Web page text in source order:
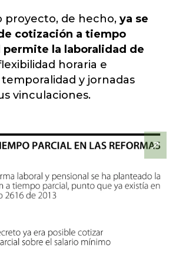
proyecto, de hecho, ya se
cotización a tiempo
permite la laboralidad de
horaria e
y jornadas
vinculaciones.